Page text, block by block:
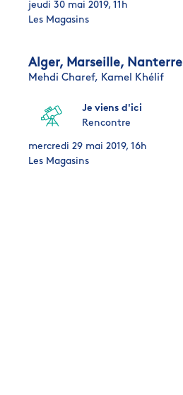
jeudi 30 mai 2019, 11h
Les Magasins
Alger, Marseille, Nanterre
Mehdi Charef, Kamel Khélif
Je viens d'ici
Rencontre
mercredi 29 mai 2019, 16h
Les Magasins